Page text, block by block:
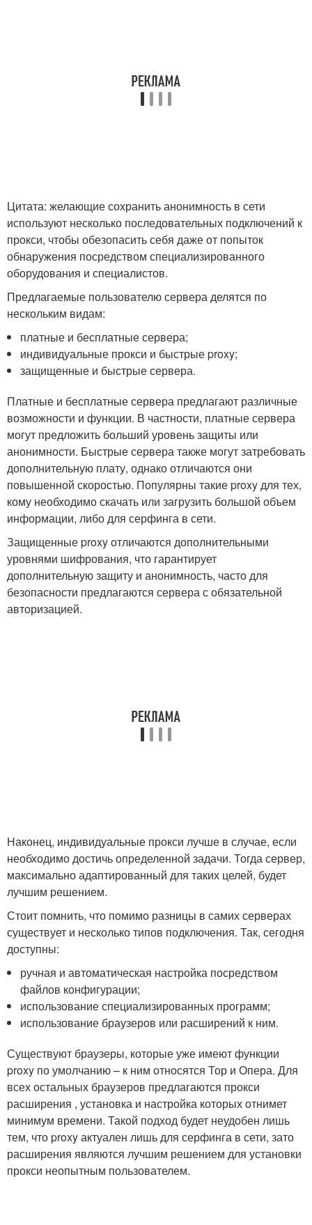
Цитата: желающие сохранить анонимность в сети
используют несколько последовательных подключений к
прокси, чтобы обезопасить себя даже от попыток
обнаружения посредством специализированного
оборудования и специалистов.
Предлагаемые пользователю сервера делятся по
нескольким видам:
платные и бесплатные сервера;
индивидуальные прокси и быстрые proxy;
защищенные и быстрые сервера.
Платные и бесплатные сервера предлагают различные
возможности и функции. В частности, платные сервера
могут предложить больший уровень защиты или
анонимности. Быстрые сервера также могут затребовать
дополнительную плату, однако отличаются они
повышенной скоростью. Популярны такие proxy для тех,
кому необходимо скачать или загрузить большой объем
информации, либо для серфинга в сети.
Защищенные proxy отличаются дополнительными
уровнями шифрования, что гарантирует
дополнительную защиту и анонимность, часто для
безопасности предлагаются сервера с обязательной
авторизацией.
Наконец, индивидуальные прокси лучше в случае, если
необходимо достичь определенной задачи. Тогда сервер,
максимально адаптированный для таких целей, будет
лучшим решением.
Стоит помнить, что помимо разницы в самих серверах
существует и несколько типов подключения. Так, сегодня
доступны:
ручная и автоматическая настройка посредством
файлов конфигурации;
использование специализированных программ;
использование браузеров или расширений к ним.
Существуют браузеры, которые уже имеют функции
proxy по умолчанию – к ним относятся Тор и Опера. Для
всех остальных браузеров предлагаются прокси
расширения , установка и настройка которых отнимет
минимум времени. Такой подход будет неудобен лишь
тем, что proxy актуален лишь для серфинга в сети, зато
расширения являются лучшим решением для установки
прокси неопытным пользователем.